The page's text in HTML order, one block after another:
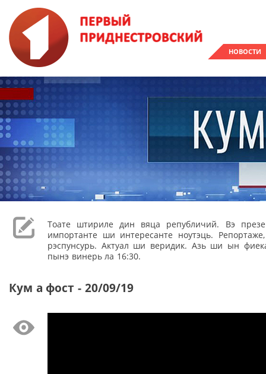
НОВОСТИ
Тоате штириле дин вяца републичий. Вэ
импортанте ши интересанте ноутэць.
рэспунсурь. Актуал ши веридик. Азь ши ын
пынэ винерь ла 16:30.
Кум а фост - 20/09/19